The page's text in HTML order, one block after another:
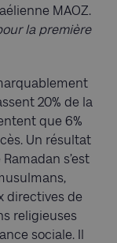
MAOZ.
la première
20% de la
que 6%
Un résultat
s’est
directives de
religieuses
sociale. Il